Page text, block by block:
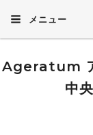
メニュー
Ageratum
中